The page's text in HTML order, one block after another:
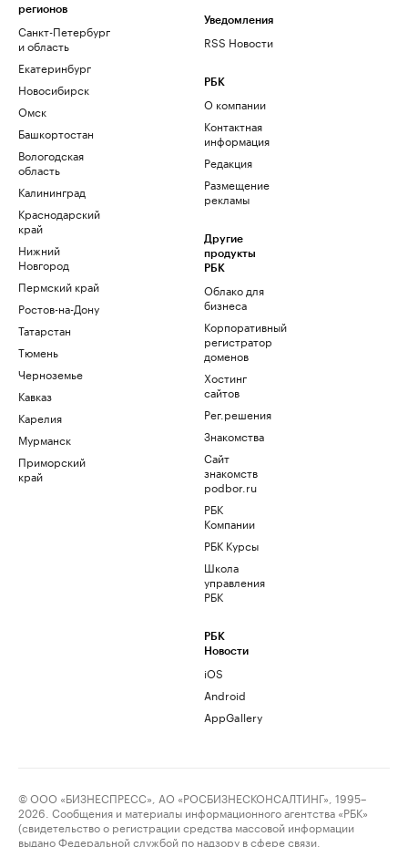
регионов
Санкт-Петербург
и область
Екатеринбург
Новосибирск
Омск
Башкортостан
Вологодская
область
Калининград
Краснодарский
край
Нижний
Новгород
Пермский край
Ростов-на-Дону
Татарстан
Тюмень
Черноземье
Кавказ
Карелия
Мурманск
Приморский
край
Уведомления
RSS Новости
РБК
О компании
Контактная
информация
Редакция
Размещение
рекламы
Другие
продукты
РБК
Облако для
бизнеса
Корпоративный
регистратор
доменов
Хостинг
сайтов
Рег.решения
Знакомства
Сайт
знакомств
podbor.ru
РБК
Компании
РБК Курсы
Школа
управления
РБК
РБК
Новости
iOS
Android
AppGallery
© ООО «БИЗНЕСПРЕСС», АО «РОСБИЗНЕСКОНСАЛТИНГ», 1995–
2026. Сообщения и материалы информационного агентства «РБК»
(свидетельство о регистрации средства массовой информации
выдано Федеральной службой по надзору в сфере связи,